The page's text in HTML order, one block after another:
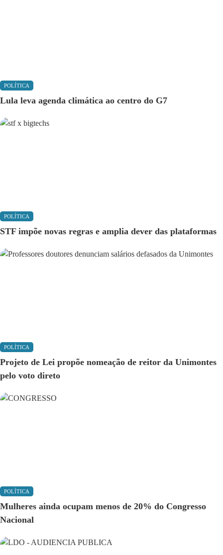
POLÍTICA
Lula leva agenda climática ao centro do G7
POLÍTICA
STF impõe novas regras e amplia dever das plataformas
POLÍTICA
Projeto de Lei propõe nomeação de reitor da Unimontes
pelo voto direto
POLÍTICA
Mulheres ainda ocupam menos de 20% do Congresso
Nacional